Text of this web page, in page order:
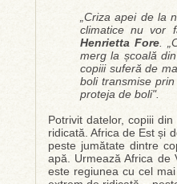
„Criza apei de la
climatice nu vor
Henrietta Fore.
merg la școală
copiii suferă de
boli transmise
proteja de boli".
Potrivit datelor, copiii
ridicată. Africa de Est și
peste jumătate dintre
apă. Urmează Africa de
este regiunea cu cel